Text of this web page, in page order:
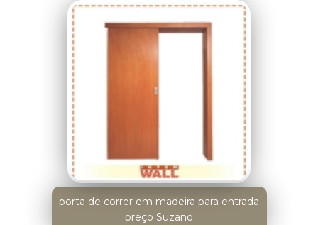
porta de correr em madeira para entrada
preço Suzano